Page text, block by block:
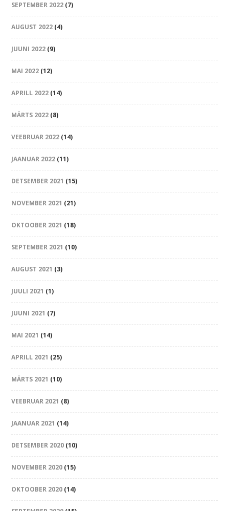
SEPTEMBER 2022 (7)
AUGUST 2022 (4)
JUUNI 2022 (9)
MAI 2022 (12)
APRILL 2022 (14)
MÄRTS 2022 (8)
VEEBRUAR 2022 (14)
JAANUAR 2022 (11)
DETSEMBER 2021 (15)
NOVEMBER 2021 (21)
OKTOOBER 2021 (18)
SEPTEMBER 2021 (10)
AUGUST 2021 (3)
JUULI 2021 (1)
JUUNI 2021 (7)
MAI 2021 (14)
APRILL 2021 (25)
MÄRTS 2021 (10)
VEEBRUAR 2021 (8)
JAANUAR 2021 (14)
DETSEMBER 2020 (10)
NOVEMBER 2020 (15)
OKTOOBER 2020 (14)